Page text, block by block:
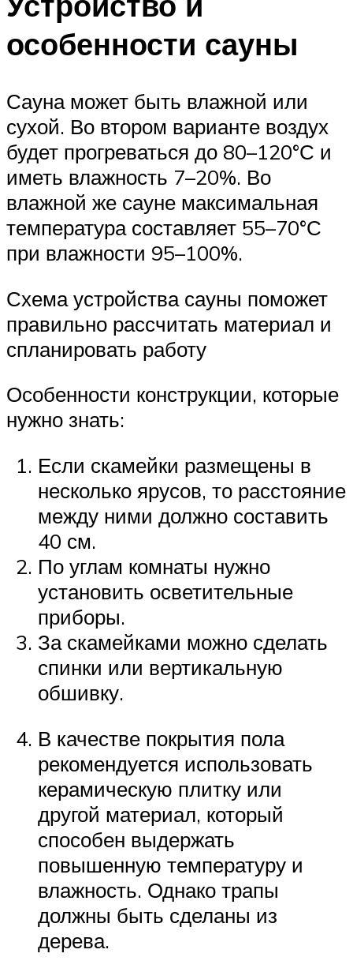
особенности сауны
Сауна может быть влажной или
сухой. Во втором варианте воздух
будет прогреваться до 80–120°С и
иметь влажность 7–20%. Во
влажной же сауне максимальная
температура составляет 55–70°С
при влажности 95–100%.
Схема устройства сауны поможет
правильно рассчитать материал и
спланировать работу
Особенности конструкции, которые
нужно знать:
Если скамейки размещены в
несколько ярусов, то расстояние
между ними должно составить
40 см.
По углам комнаты нужно
установить осветительные
приборы.
За скамейками можно сделать
спинки или вертикальную
обшивку.
В качестве покрытия пола
рекомендуется использовать
керамическую плитку или
другой материал, который
способен выдержать
повышенную температуру и
влажность. Однако трапы
должны быть сделаны из
дерева.